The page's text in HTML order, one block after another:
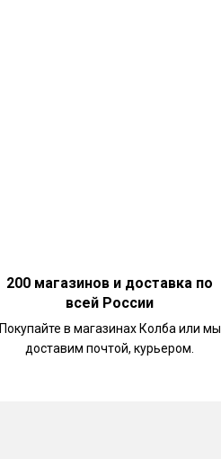
200 магазинов и доставка по
всей России
Покупайте в магазинах Колба или мы
доставим почтой, курьером.